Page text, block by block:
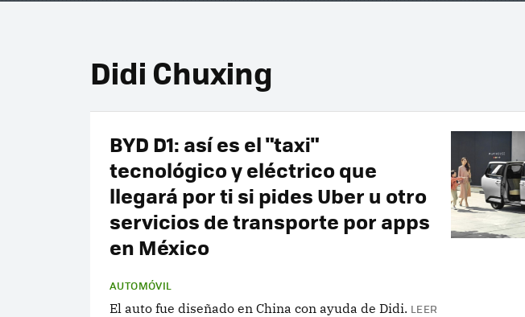
Didi Chuxing
BYD D1: así es el "taxi"
tecnológico y eléctrico que
llegará por ti si pides Uber u otro
servicios de transporte por apps
en México
AUTOMÓVIL
El auto fue diseñado en China con ayuda de Didi. LEER